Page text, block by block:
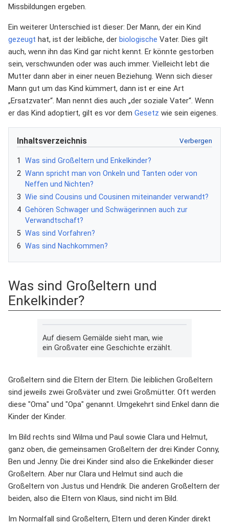
Missbildungen ergeben.
Ein weiterer Unterschied ist dieser: Der Mann, der ein Kind
gezeugt hat, ist der leibliche, der biologische Vater. Dies gilt
auch, wenn ihn das Kind gar nicht kennt. Er könnte gestorben
sein, verschwunden oder was auch immer. Vielleicht lebt die
Mutter dann aber in einer neuen Beziehung. Wenn sich dieser
Mann gut um das Kind kümmert, dann ist er eine Art
„Ersatzvater“. Man nennt dies auch „der soziale Vater“. Wenn
er das Kind adoptiert, gilt es vor dem Gesetz wie sein eigenes.
Inhaltsverzeichnis
1
Was sind Großeltern und Enkelkinder?
2 Wann spricht man von Onkeln und Tanten oder von
Neffen und Nichten?
3 Wie sind Cousins und Cousinen miteinander verwandt?
4 Gehören Schwager und Schwägerinnen auch zur
Verwandtschaft?
5 Was sind Vorfahren?
6 Was sind Nachkommen?
Was sind Großeltern und
Enkelkinder?
Auf diesem Gemälde sieht man, wie
ein Großvater eine Geschichte erzählt.
Großeltern sind die Eltern der Eltern. Die leiblichen Großeltern
sind jeweils zwei Großväter und zwei Großmütter. Oft werden
diese "Oma" und "Opa" genannt. Umgekehrt sind Enkel dann die
Kinder der Kinder.
Im Bild rechts sind Wilma und Paul sowie Clara und Helmut,
ganz oben, die gemeinsamen Großeltern der drei Kinder Conny,
Ben und Jenny. Die drei Kinder sind also die Enkelkinder dieser
Großeltern. Aber nur Clara und Helmut sind auch die
Großeltern von Justus und Hendrik. Die anderen Großeltern der
beiden, also die Eltern von Klaus, sind nicht im Bild.
Im Normalfall sind Großeltern, Eltern und deren Kinder direkt